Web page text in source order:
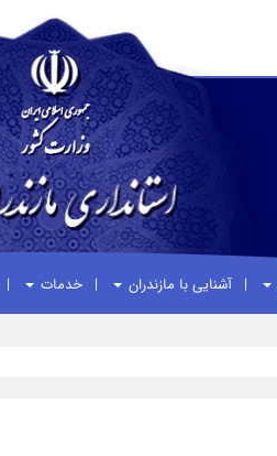
آشنایی با مازندران خدمات